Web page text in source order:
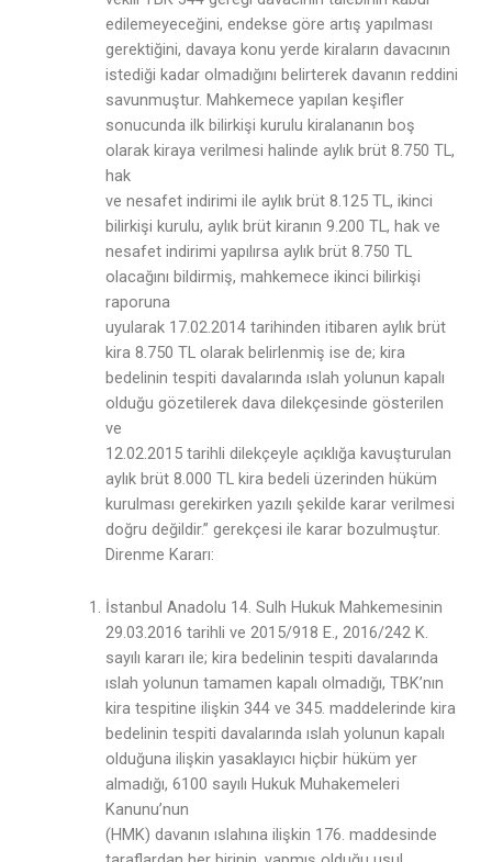
edilemeyeceğini, endekse göre artış yapılması
gerektiğini, davaya konu yerde kiraların davacının
istediği kadar olmadığını belirterek davanın reddini
savunmuştur. Mahkemece yapılan keşifler
sonucunda ilk bilirkişi kurulu kiralananın boş
olarak kiraya verilmesi halinde aylık brüt 8.750 TL,
hak
ve nesafet indirimi ile aylık brüt 8.125 TL, ikinci
bilirkişi kurulu, aylık brüt kiranın 9.200 TL, hak ve
nesafet indirimi yapılırsa aylık brüt 8.750 TL
olacağını bildirmiş, mahkemece ikinci bilirkişi
raporuna
uyularak 17.02.2014 tarihinden itibaren aylık brüt
kira 8.750 TL olarak belirlenmiş ise de; kira
bedelinin tespiti davalarında ıslah yolunun kapalı
olduğu gözetilerek dava dilekçesinde gösterilen
ve
12.02.2015 tarihli dilekçeyle açıklığa kavuşturulan
aylık brüt 8.000 TL kira bedeli üzerinden hüküm
kurulması gerekirken yazılı şekilde karar verilmesi
doğru değildir.” gerekçesi ile karar bozulmuştur.
Direnme Kararı:
İstanbul Anadolu 14. Sulh Hukuk Mahkemesinin
29.03.2016 tarihli ve 2015/918 E., 2016/242 K.
sayılı kararı ile; kira bedelinin tespiti davalarında
ıslah yolunun tamamen kapalı olmadığı, TBK’nın
kira tespitine ilişkin 344 ve 345. maddelerinde kira
bedelinin tespiti davalarında ıslah yolunun kapalı
olduğuna ilişkin yasaklayıcı hiçbir hüküm yer
almadığı, 6100 sayılı Hukuk Muhakemeleri
Kanunu’nun
(HMK) davanın ıslahına ilişkin 176. maddesinde